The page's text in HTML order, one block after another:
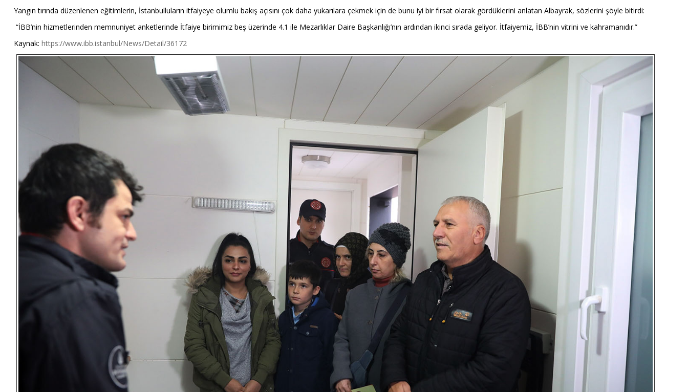
Yangın tırında düzenlenen eğitimlerin, İstanbulluların itfaiyeye olumlu bakış açısını çok daha yukarılara çekmek için de bunu iyi bir fırsat olarak gördüklerini anlatan Albayrak, sözlerini şöyle bitirdi:
“İBB’nin hizmetlerinden memnuniyet anketlerinde İtfaiye birimimiz beş üzerinde 4.1 ile Mezarlıklar Daire Başkanlığı’nın ardından ikinci sırada geliyor. İtfaiyemiz, İBB’nin vitrini ve kahramanıdır.”
Kaynak: https://www.ibb.istanbul/News/Detail/36172